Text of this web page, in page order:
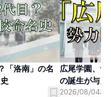
「洛南」の名
広尾学園、
の誕生が与え
2026/08/04村